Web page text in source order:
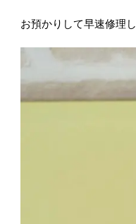
お預かりして早速修理